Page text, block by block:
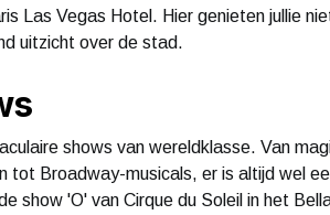
Las Vegas Hotel. Hier genieten jullie
uitzicht over de stad.
shows van wereldklasse. Van
tot Broadway-musicals, er is altijd wel
show 'O' van Cirque du Soleil in het